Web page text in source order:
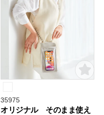
35975
オリジナル そのまま使え